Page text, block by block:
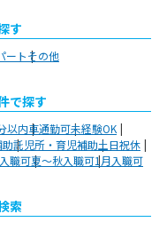
す
ートその他
で探す
以内車通勤可未経験OK
助託児所・育児補助土日祝休
職可夏～秋入職可1月入職可
索